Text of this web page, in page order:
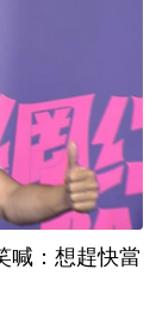
：想趕快當